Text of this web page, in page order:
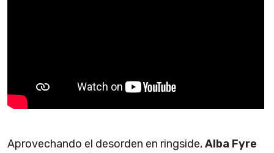
Aprovechando el desorden en ringside,Alba Fyre